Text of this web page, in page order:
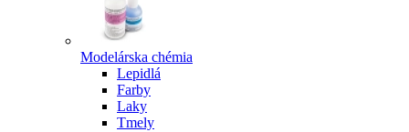
Modelárska chémia
Lepidlá
Farby
Laky
Tmely